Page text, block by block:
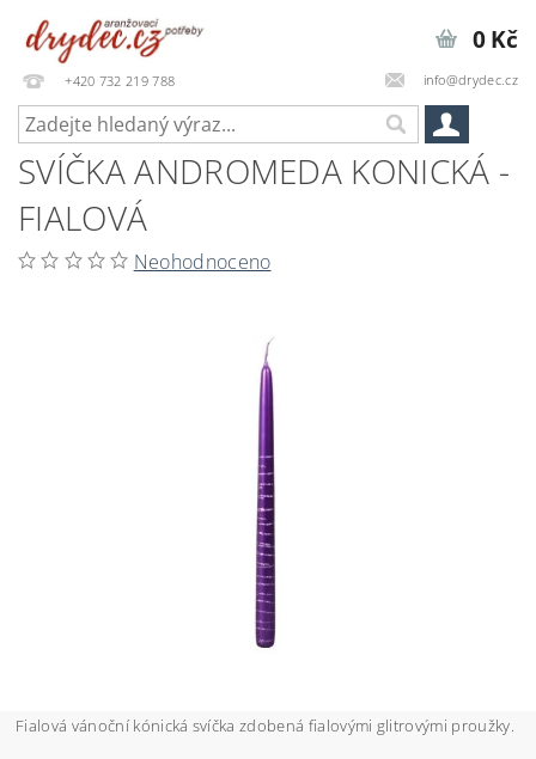
+420 732 219 788 info@drydec.cz
0 Kč
SVÍČKA ANDROMEDA KONICKÁ -
FIALOVÁ
Neohodnoceno
Fialová vánoční kónická svíčka zdobená fialovými glitrovými proužky.